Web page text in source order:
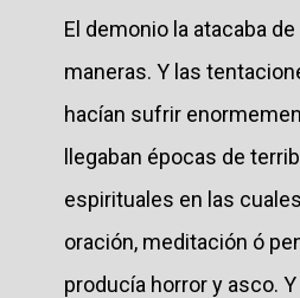
El demonio la atacaba
maneras. Y las
hacían sufrir
llegaban épocas de
espirituales en las
oración, meditación ó
producía horror y asco.